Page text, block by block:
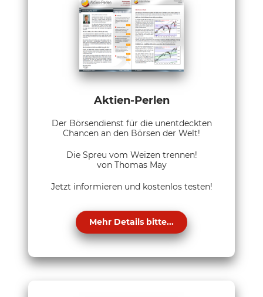
Aktien-Perlen
Der Börsendienst für die unentdeckten
Chancen an den Börsen der Welt!
Die Spreu vom Weizen trennen!
von Thomas May
Jetzt informieren und kostenlos testen!
Mehr Details bitte...